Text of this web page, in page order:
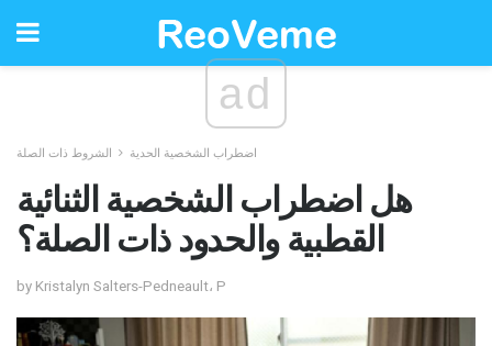
ad
اضطراب الشخصية الحدية الشروط ذات الصلة
هل اضطراب الشخصية الثنائية
القطبية والحدود ذات الصلة؟
by Kristalyn Salters-Pedneault، P